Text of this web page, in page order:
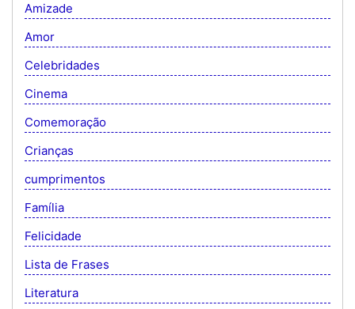
Amizade
Amor
Celebridades
Cinema
Comemoração
Crianças
cumprimentos
Família
Felicidade
Lista de Frases
Literatura